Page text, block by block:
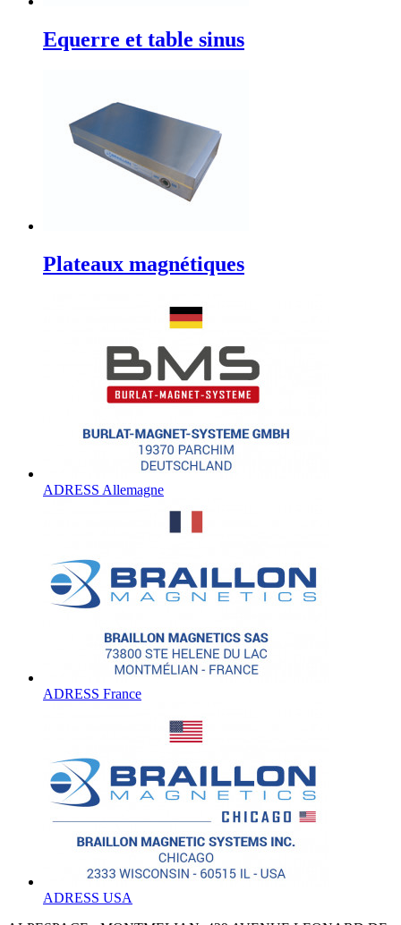
Equerre et table sinus
Plateaux magnétiques
ADRESS Allemagne
ADRESS France
ADRESS USA